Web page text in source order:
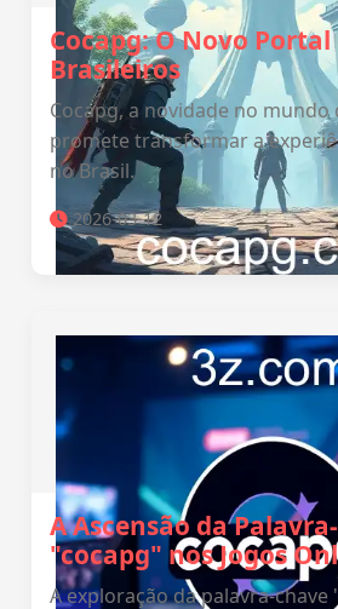
Cocapg: O Novo Portal
Brasileiros
Cocapg, a novidade no
promete transformar a
no Brasil.
2026-03-12
A Ascensão da
"cocapg" nos Jogos
A exploração da palavra-chave